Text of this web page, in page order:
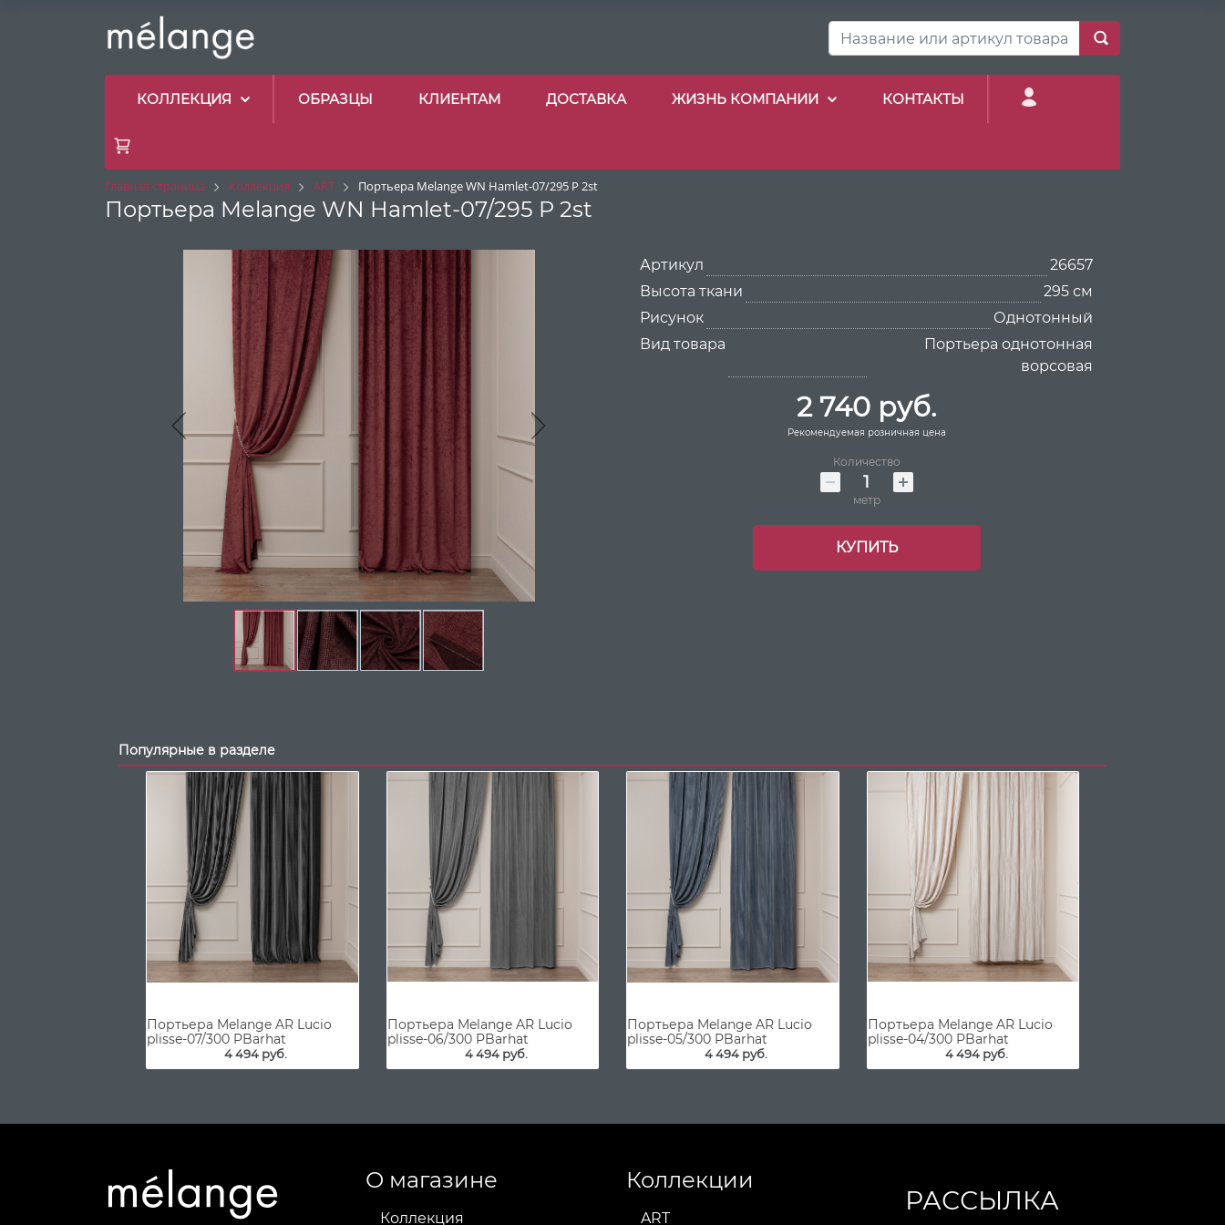
КОЛЛЕКЦИЯ ОБРАЗЦЫ КЛИЕНТАМ ДОСТАВКА ЖИЗНЬ КОМПАНИИ КОНТАКТЫ
Главная страница Коллекция ART Портьера Melange WN Hamlet-07/295 P 2st
Портьера Melange WN Hamlet-07/295 P 2st
Артикул
26657
Высота ткани
295 см
Рисунок
Однотонный
Вид товара
Портьера однотонная
ворсовая
2 740 руб.
Рекомендуемая розничная цена
Количество
метр
КУПИТЬ
Популярные в разделе
Портьера Melange AR Lucio
plisse-07/300 PBarhat
4 494 руб.
Портьера Melange AR Lucio
plisse-06/300 PBarhat
4 494 руб.
Портьера Melange AR Lucio
plisse-05/300 PBarhat
4 494 руб.
Портьера Melange AR Lucio
plisse-04/300 PBarhat
4 494 руб.
О магазине
Коллекция
Коллекции
ART
РАССЫЛКА